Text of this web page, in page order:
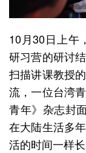
10月30日上午
研习营的研讨
扫描讲课教授
流，一位台湾
青年》杂志封
在大陆生活多
活的时间一样